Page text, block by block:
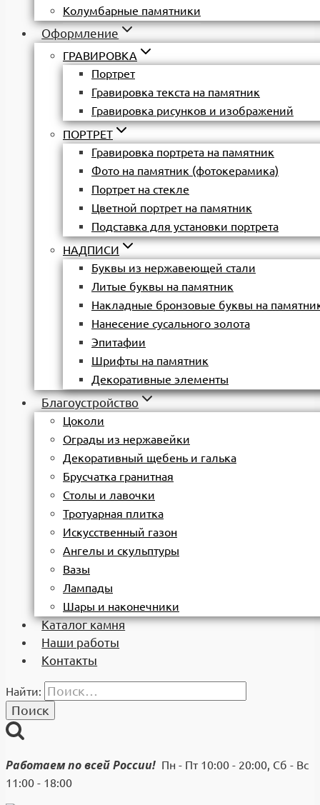
Колумбарные памятники
Оформление
ГРАВИРОВКА
Портрет
Гравировка текста на памятник
Гравировка рисунков и изображений
ПОРТРЕТ
Гравировка портрета на памятник
Фото на памятник (фотокерамика)
Портрет на стекле
Цветной портрет на памятник
Подставка для установки портрета
НАДПИСИ
Буквы из нержавеющей стали
Литые буквы на памятник
Накладные бронзовые буквы на
Нанесение сусального золота
Эпитафии
Шрифты на памятник
Декоративные элементы
Благоустройство
Цоколи
Ограды из нержавейки
Декоративный щебень и галька
Брусчатка гранитная
Столы и лавочки
Тротуарная плитка
Искусственный газон
Ангелы и скульптуры
Вазы
Лампады
Шары и наконечники
Каталог камня
Наши работы
Контакты
Найти:
Работаем по всей России! Пн - Пт 10:00 - 20:00, Сб - Вс
11:00 - 18:00